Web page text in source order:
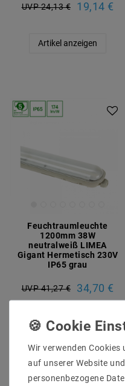
UVP 24,13 € 19,14 €
Artikel anzeigen
Feuchtraumleuchte
1200mm 38W
neutralweiß LIMEA
Gigant Hermetisch 230V
IP65 grau
UVP 41,27 € 34,70 €
Artikel anzeigen
Wir verwenden Cookies
auf unserer Website
personenbezogene